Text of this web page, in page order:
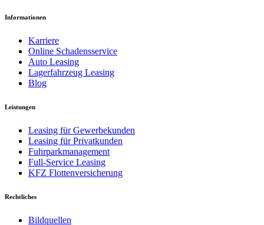
Informationen
Karriere
Online Schadensservice
Auto Leasing
Lagerfahrzeug Leasing
Blog
Leistungen
Leasing für Gewerbekunden
Leasing für Privatkunden
Fuhrparkmanagement
Full-Service Leasing
KFZ Flottenversicherung
Rechtliches
Bildquellen